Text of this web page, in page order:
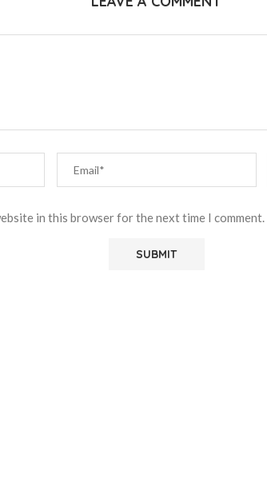
in this browser for the next time I comment.